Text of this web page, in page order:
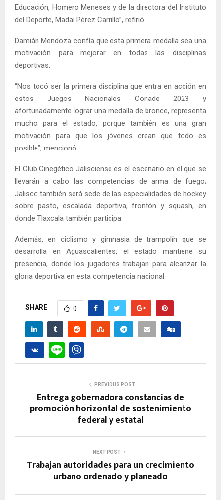
Educación, Homero Meneses y de la directora del Instituto
del Deporte, Madaí Pérez Carrillo”, refirió.
Damián Mendoza confía que esta primera medalla sea una
motivación para mejorar en todas las disciplinas
deportivas.
“Nos tocó ser la primera disciplina que entra en acción en
estos Juegos Nacionales Conade 2023 y
afortunadamente lograr una medalla de bronce, representa
mucho para el estado, porque también es una gran
motivación para que los jóvenes crean que todo es
posible”, mencionó.
El Club Cinegético Jalisciense es el escenario en el que se
llevarán a cabo las competencias de arma de fuego;
Jalisco también será sede de las especialidades de hockey
sobre pasto, escalada deportiva, frontón y squash, en
donde Tlaxcala también participa.
Además, en ciclismo y gimnasia de trampolín que se
desarrolla en Aguascalientes, el estado mantiene su
presencia, donde los jugadores trabajan para alcanzar la
gloria deportiva en esta competencia nacional.
SHARE 0
PREVIOUS POST
Entrega gobernadora constancias de
promoción horizontal de sostenimiento
federal y estatal
NEXT POST
Trabajan autoridades para un crecimiento
urbano ordenado y planeado